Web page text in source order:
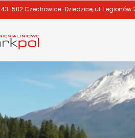
43-502 Czechowice-Dziedzice, ul. Legionów